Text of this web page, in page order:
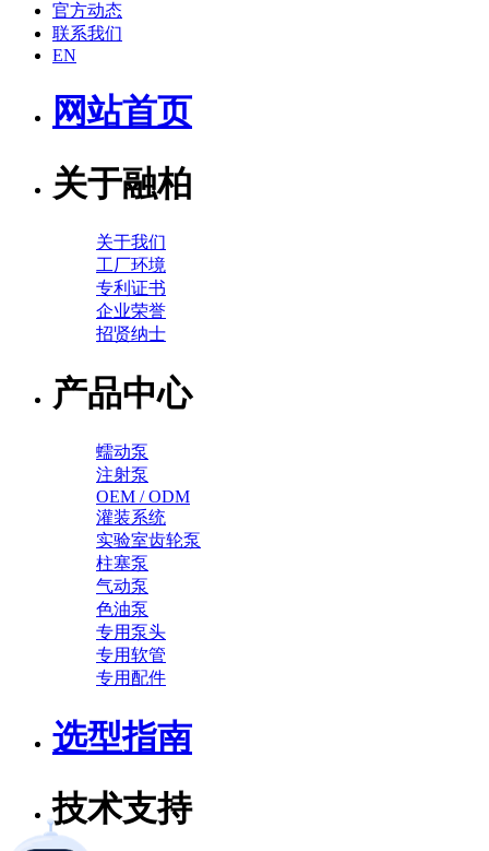
官方动态
联系我们
EN
网站首页
关于融柏
关于我们
工厂环境
专利证书
企业荣誉
招贤纳士
产品中心
蠕动泵
注射泵
OEM / ODM
灌装系统
实验室齿轮泵
柱塞泵
气动泵
色油泵
专用泵头
专用软管
专用配件
选型指南
技术支持